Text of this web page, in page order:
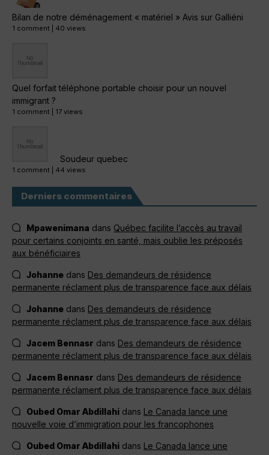
Bilan de notre déménagement « matériel » Avis sur Galliéni
1 comment 40 views
Quel forfait téléphone portable choisir pour un nouvel
immigrant ?
1 comment 17 views
Soudeur quebec
1 comment 44 views
Derniers commentaires
Mpawenimana dans Québec facilite l’accès au travail
pour certains conjoints en santé, mais oublie les préposés
aux bénéficiaires
Johanne dans Des demandeurs de résidence
permanente réclament plus de transparence face aux délais
Johanne dans Des demandeurs de résidence
permanente réclament plus de transparence face aux délais
Jacem Bennasr dans Des demandeurs de résidence
permanente réclament plus de transparence face aux délais
Jacem Bennasr dans Des demandeurs de résidence
permanente réclament plus de transparence face aux délais
Oubed Omar Abdillahi dans Le Canada lance une
nouvelle voie d’immigration pour les francophones
Oubed Omar Abdillahi dans Le Canada lance une